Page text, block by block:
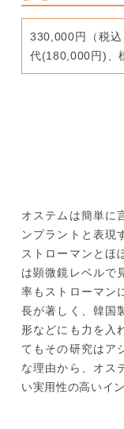
330,000円（税
代(180,000円)、
オステムは簡単に
ンプラントと表現
ストローマンとほ
は顕微鏡レベルで
率もストローマン
長が著しく、韓国
形などにも力を入
てもその研究はア
な理由から、オス
い実用性の高いイ